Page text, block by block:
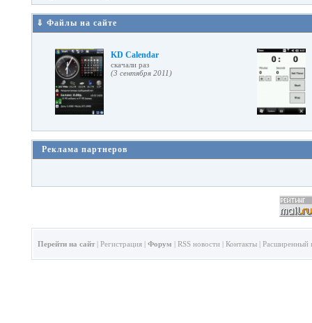
⇓ Файлы на сайте
KD Calendar
cкачали раз
(3 сентября 2011)
Реклама партнеров
Перейти на сайт | Регистрация| Форум | RSS новости| Контакты| Расширенный